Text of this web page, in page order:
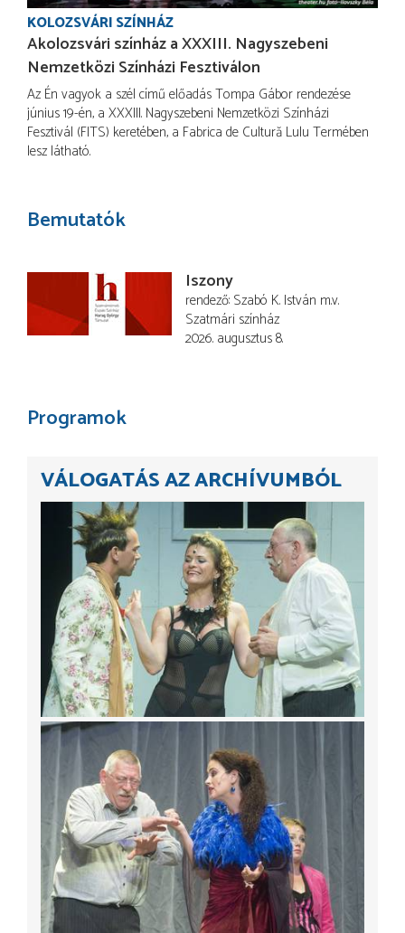
KOLOZSVÁRI SZÍNHÁZ
Akolozsvári színház a XXXIII. Nagyszebeni
Nemzetközi Színházi Fesztiválon
Az Én vagyok a szél című előadás Tompa Gábor rendezése
június 19-én, a XXXIII. Nagyszebeni Nemzetközi Színházi
Fesztivál (FITS) keretében, a Fabrica de Cultură Lulu Termében
lesz látható.
Bemutatók
Iszony
rendező Szabó K. István m.v.
Szatmári színház
2026. augusztus 8.
Programok
VÁLOGATÁS AZ ARCHÍVUMBÓL